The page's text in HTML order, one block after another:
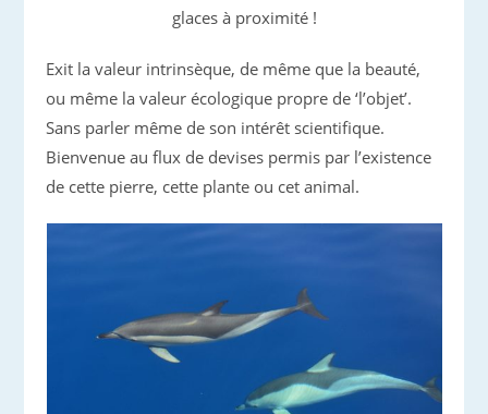
glaces à proximité !
Exit la valeur intrinsèque, de même que la beauté,
ou même la valeur écologique propre de ‘l’objet’.
Sans parler même de son intérêt scientifique.
Bienvenue au flux de devises permis par l’existence
de cette pierre, cette plante ou cet animal.